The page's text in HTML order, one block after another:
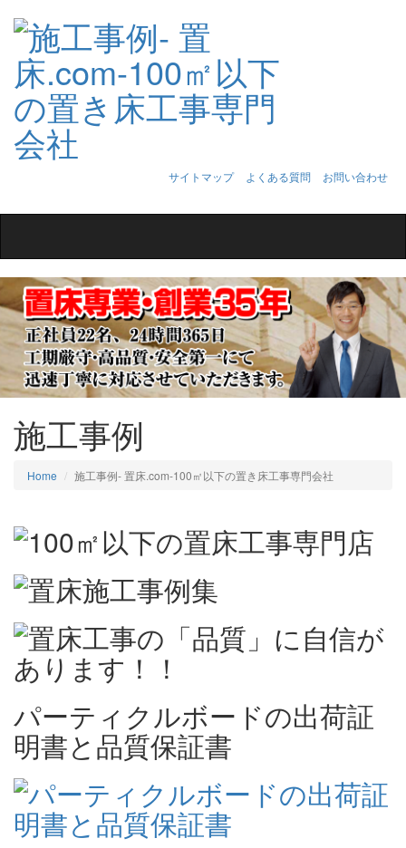
サイトマップ よくある質問
お問い合わせ
施工事例
Home 施工事例‐ 置床.com-100㎡以下の置き床工事専門会社
パーティクルボードの出荷証
明書と品質保証書